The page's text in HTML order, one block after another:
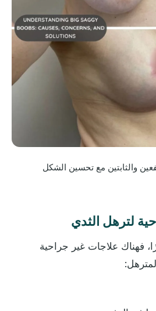
والثابتين مع تحسين الشكل
لترهل الثدي
فهناك علاجات غير جراحية